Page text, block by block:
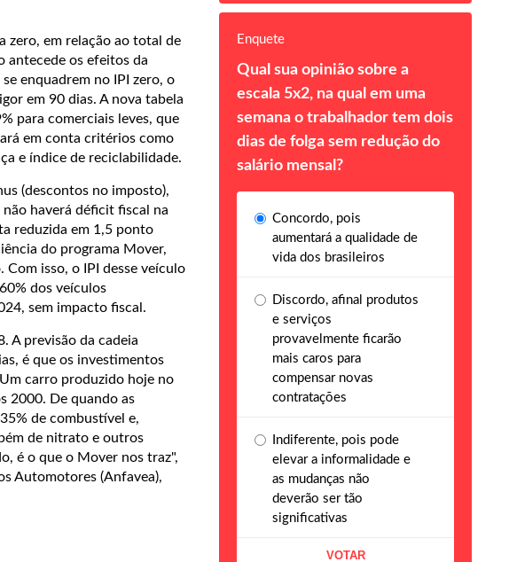
zero, em relação ao total de
antecede os efeitos da
enquadrem no IPI zero, o
em 90 dias. A nova tabela
para comerciais leves, que
em conta critérios como
e índice de reciclabilidade.
(descontos no imposto),
haverá déficit fiscal na
reduzida em 1,5 ponto
do programa Mover,
isso, o IPI desse veículo
dos veículos
sem impacto fiscal.
A previsão da cadeia
é que os investimentos
carro produzido hoje no
2000. De quando as
de combustível e,
de nitrato e outros
é o que o Mover nos traz",
Automotores (Anfavea),
Enquete
Qual sua opinião sobre a
escala 5x2, na qual em uma
semana o trabalhador tem dois
dias de folga sem redução do
salário mensal?
Concordo, pois
aumentará a qualidade de
vida dos brasileiros
Discordo, afinal produtos
e serviços
provavelmente ficarão
mais caros para
compensar novas
contratações
Indiferente, pois pode
elevar a informalidade e
as mudanças não
deverão ser tão
significativas